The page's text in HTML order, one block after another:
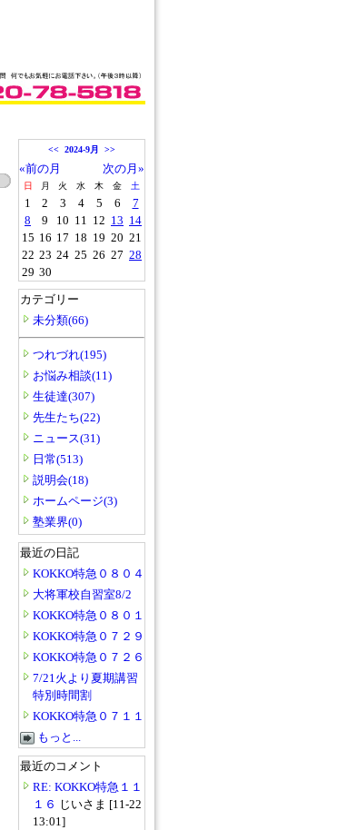
<< 2024-9月 >>
«前の月 次の月»
日 月 火 水 木 金 土
1 2 3 4 5 6
7
8
9 10 11 12 13 14
15 16 17 18 19 20 21
22 23 24 25 26 27 28
29 30
カテゴリー
未分類(66)
つれづれ(195)
お悩み相談(11)
生徒達(307)
先生たち(22)
ニュース(31)
日常(513)
説明会(18)
ホームページ(3)
塾業界(0)
最近の日記
KOKKO特急０８０４
大将軍校自習室8/2
KOKKO特急０８０１
KOKKO特急０７２９
KOKKO特急０７２６
7/21火より夏期講習
特別時間割
KOKKO特急０７１１
もっと...
最近のコメント
RE: KOKKO特急１１
１６ じいさま [11-22
13:01]